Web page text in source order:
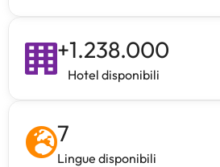
+1.238.000
Hotel disponibili
7
Lingue disponibili